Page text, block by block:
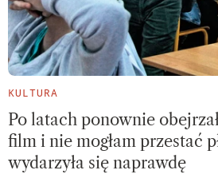
KULTURA
Po latach ponownie
film i nie mogłam przestać
wydarzyła się naprawdę